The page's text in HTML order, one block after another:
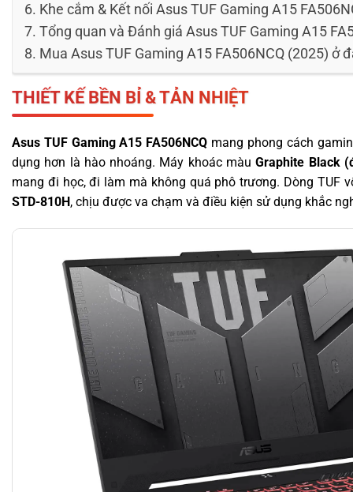
Khe cắm & Kết nối Asus TUF Gaming A15
Tổng quan và Đánh giá Asus TUF Gaming A15
Mua Asus TUF Gaming A15 FA506NCQ (2025) ở
THIẾT KẾ BỀN BỈ & TẢN NHIỆT
Asus TUF Gaming A15 FA506NCQ mang phong cách
dụng hơn là hào nhoáng. Máy khoác màuGraphite Black
mang đi học, đi làm mà không quá phô trương. Dòng TUF
STD-810H, chịu được va chạm và điều kiện sử dụng khắc